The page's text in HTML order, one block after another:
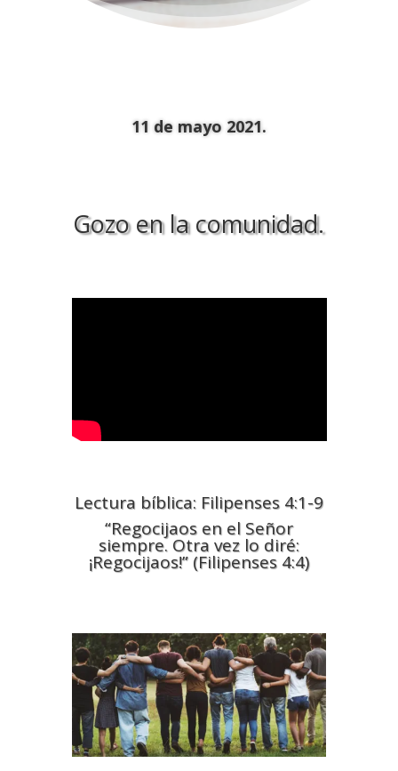
11 de mayo 2021.
Gozo en la comunidad.
Lectura bíblica: Filipenses 4:1-9
“Regocijaos en el Señor
siempre. Otra vez lo diré:
¡Regocijaos!” (Filipenses 4:4)